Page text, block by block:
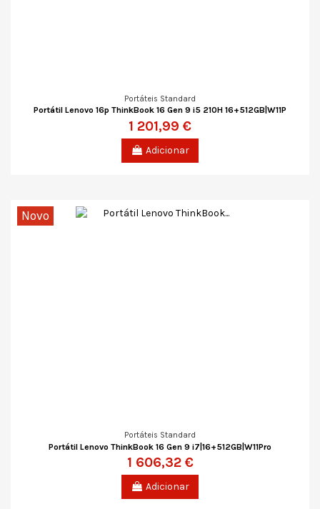
Portáteis Standard
Portátil Lenovo 16p ThinkBook 16 Gen 9 i5 210H 16+512GB|W11P
1 201,99 €
Adicionar
Novo
Portáteis Standard
Portátil Lenovo ThinkBook 16 Gen 9 i7|16+512GB|W11Pro
1 606,32 €
Adicionar